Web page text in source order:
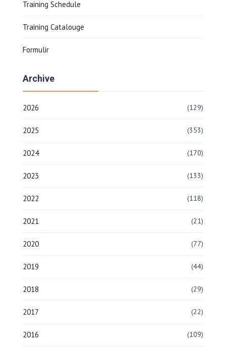
Training Schedule
Training Catalouge
Formulir
Archive
2026 (129)
2025 (353)
2024 (170)
2023 (133)
2022 (118)
2021 (21)
2020 (77)
2019 (44)
2018 (29)
2017 (22)
2016 (109)